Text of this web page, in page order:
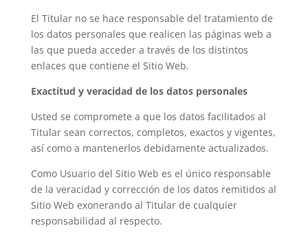
El Titular no se hace responsable del tratamiento de
los datos personales que realicen las páginas web a
las que pueda acceder a través de los distintos
enlaces que contiene el Sitio Web.
Exactitud y veracidad de los datos personales
Usted se compromete a que los datos facilitados al
Titular sean correctos, completos, exactos y vigentes,
así como a mantenerlos debidamente actualizados.
Como Usuario del Sitio Web es el único responsable
de la veracidad y corrección de los datos remitidos al
Sitio Web exonerando al Titular de cualquier
responsabilidad al respecto.